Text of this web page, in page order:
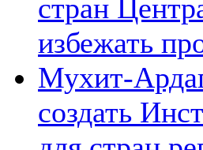
стран
избежать
Мухит-
создать